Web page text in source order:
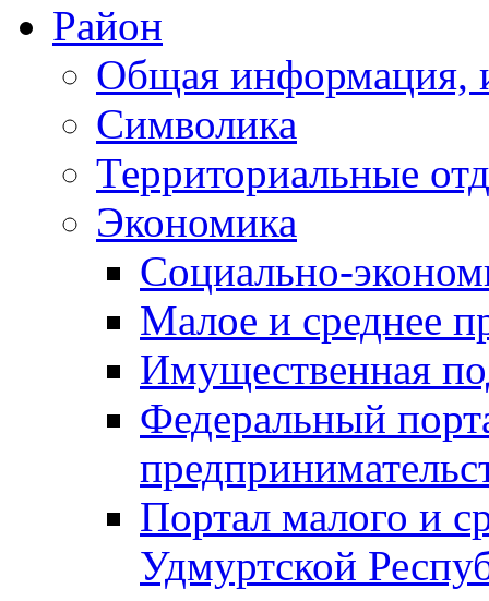
Район
Общая информация,
Символика
Территориальные
Экономика
Социально-
Малое и среднее
Имущественная
Федеральный
Портал малого и
Удмуртской